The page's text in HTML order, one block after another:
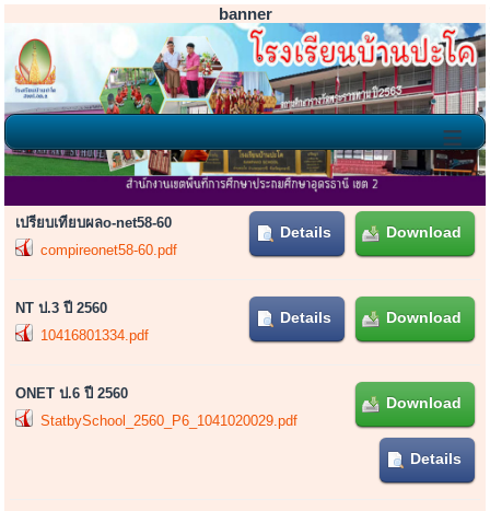
banner
≡
ผลการทดสอบระดับชาติ
เปรียบเทียบผลo-net58-60
compireonet58-60.pdf
Download
Details
NT ป.3 ปี 2560
10416801334.pdf
Download
Details
ONET ป.6 ปี 2560
StatbySchool_2560_P6_1041020029.pdf
Download
Details